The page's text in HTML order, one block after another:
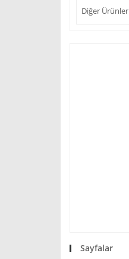
Diğer Ürünler
Sayfalar